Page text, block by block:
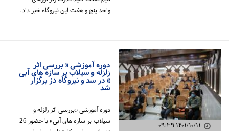
واحد پنج و هفت این نیروگاه خبر داد.
۱۴۰۱/۱۰/۱۱ ۰۹:۳۹
دوره آموزشی « بررسی اثر
زلزله و سیلاب بر سازه های آبی
» در سد و نیروگاه دز برگزار
شد
دوره آموزشی «بررسی اثر زلزله و
سیلاب بر سازه های آبی» با حضور 26